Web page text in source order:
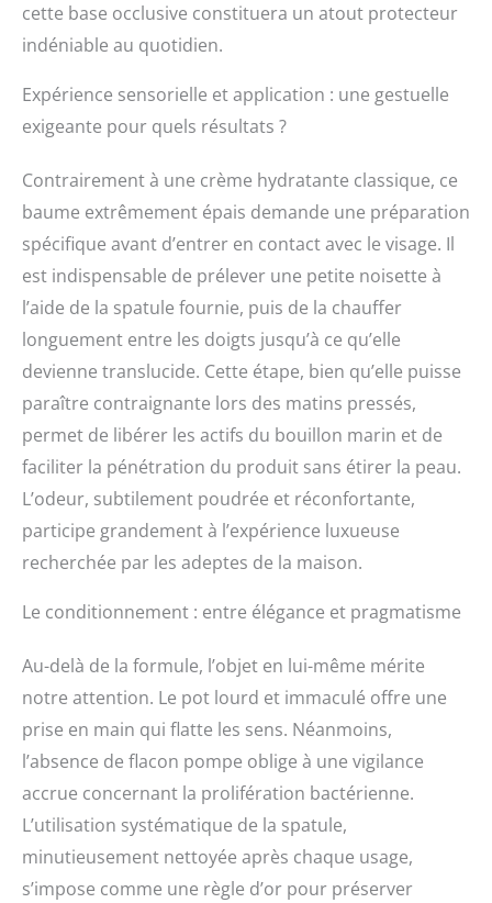
cette base occlusive constituera un atout protecteur
indéniable au quotidien.
Expérience sensorielle et application : une gestuelle
exigeante pour quels résultats ?
Contrairement à une crème hydratante classique, ce
baume extrêmement épais demande une préparation
spécifique avant d’entrer en contact avec le visage. Il
est indispensable de prélever une petite noisette à
l’aide de la spatule fournie, puis de la chauffer
longuement entre les doigts jusqu’à ce qu’elle
devienne translucide. Cette étape, bien qu’elle puisse
paraître contraignante lors des matins pressés,
permet de libérer les actifs du bouillon marin et de
faciliter la pénétration du produit sans étirer la peau.
L’odeur, subtilement poudrée et réconfortante,
participe grandement à l’expérience luxueuse
recherchée par les adeptes de la maison.
Le conditionnement : entre élégance et pragmatisme
Au-delà de la formule, l’objet en lui-même mérite
notre attention. Le pot lourd et immaculé offre une
prise en main qui flatte les sens. Néanmoins,
l’absence de flacon pompe oblige à une vigilance
accrue concernant la prolifération bactérienne.
L’utilisation systématique de la spatule,
minutieusement nettoyée après chaque usage,
s’impose comme une règle d’or pour préserver